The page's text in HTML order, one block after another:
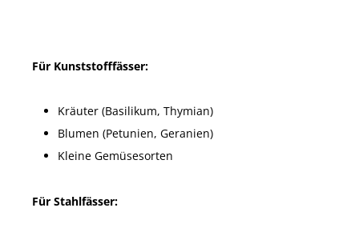
Für Kunststofffässer:
Kräuter (Basilikum, Thymian)
Blumen (Petunien, Geranien)
Kleine Gemüsesorten
Für Stahlfässer: